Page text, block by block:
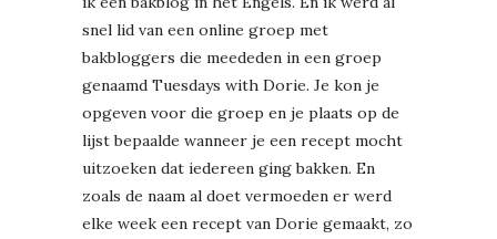
snel lid van een online groep met
bakbloggers die meededen in een groep
genaamd Tuesdays with Dorie. Je kon je
opgeven voor die groep en je plaats op de
lijst bepaalde wanneer je een recept mocht
uitzoeken dat iedereen ging bakken. En
zoals de naam al doet vermoeden er werd
elke week een recept van Dorie gemaakt, zo